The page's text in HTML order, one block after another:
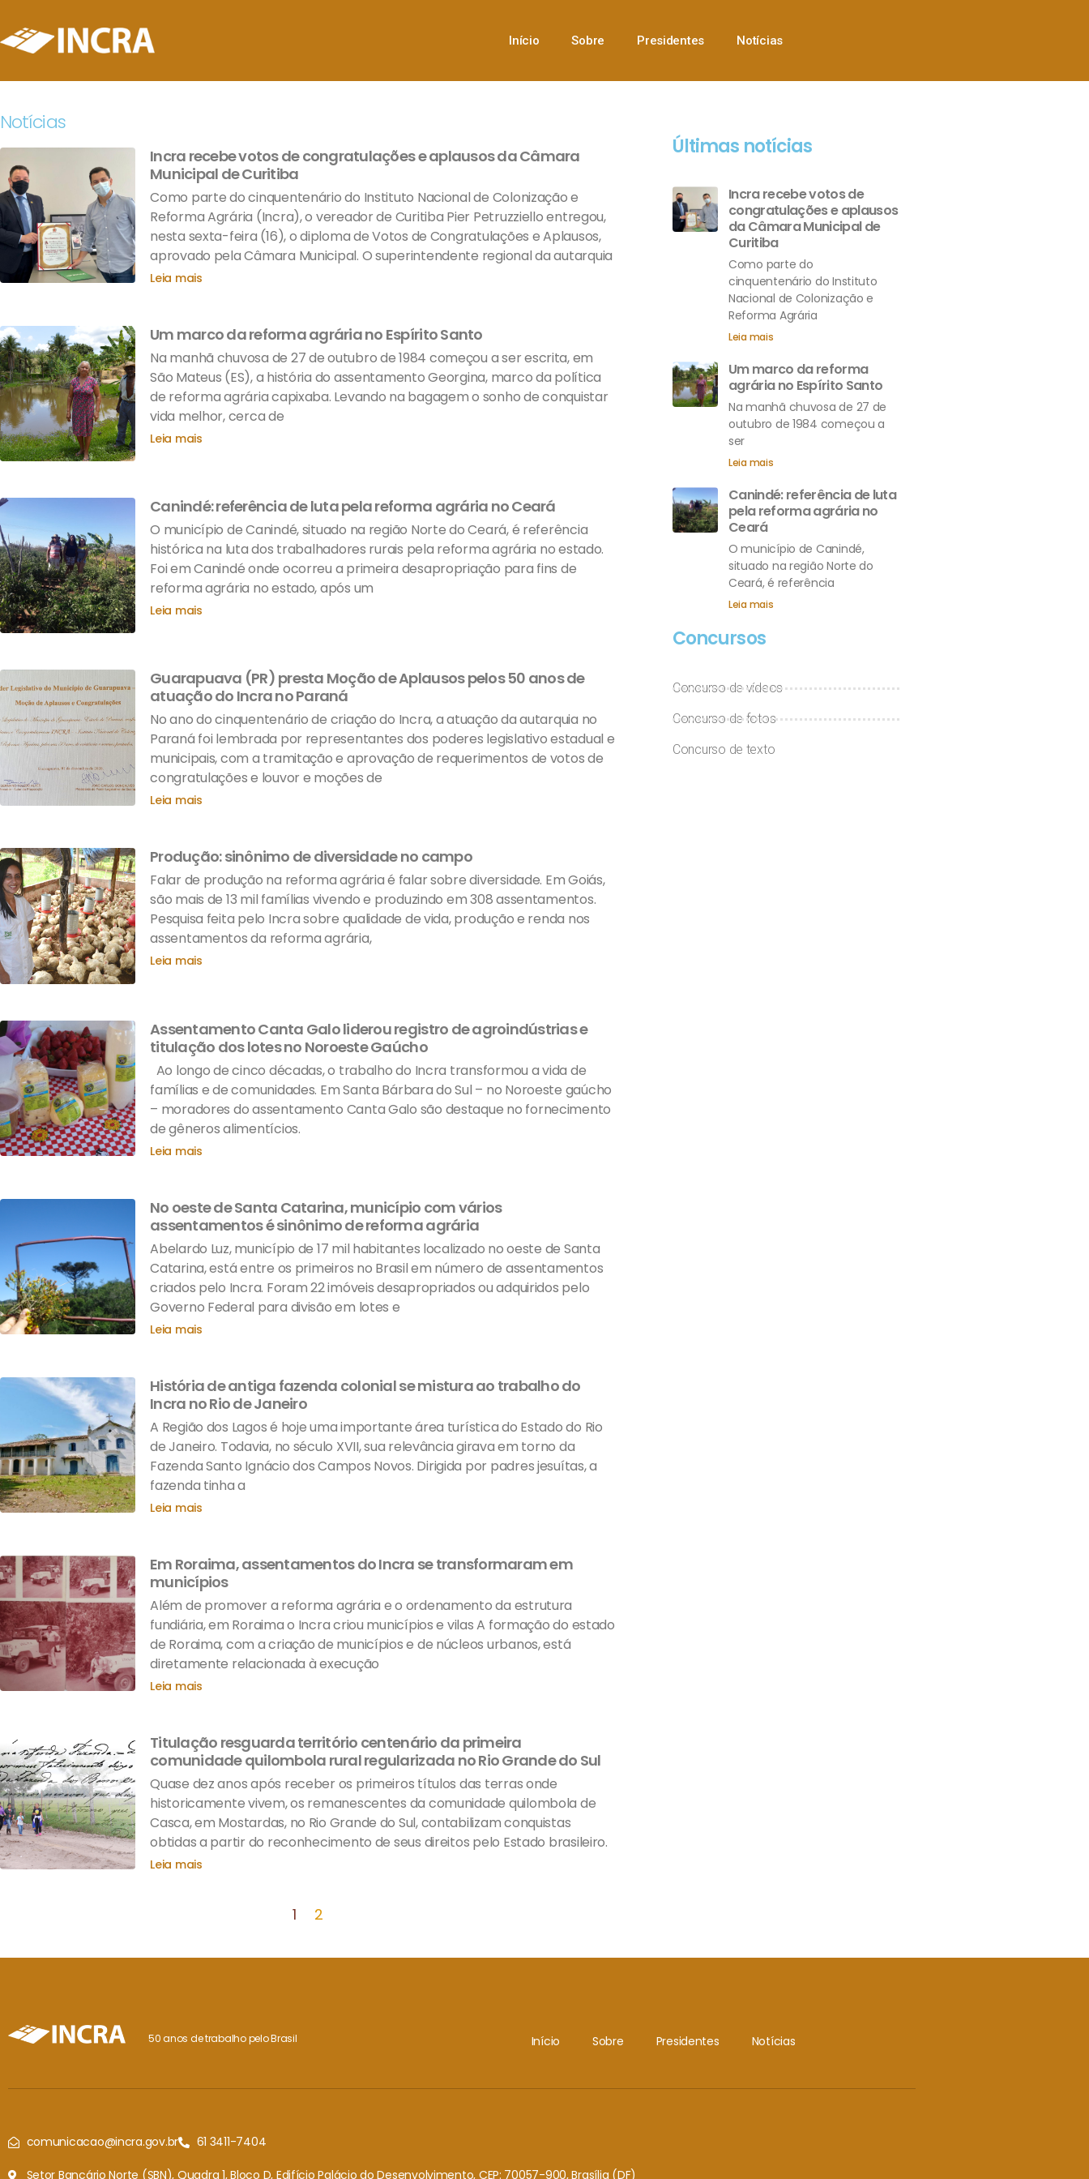
Início Sobre Presidentes Notícias
Notícias
Incra recebe votos de congratulações e aplausos da Câmara
Municipal de Curitiba
Como parte do cinquentenário do Instituto Nacional de Colonização e
Reforma Agrária (Incra), o vereador de Curitiba Pier Petruzziello entregou,
nesta sexta-feira (16), o diploma de Votos de Congratulações e Aplausos,
aprovado pela Câmara Municipal. O superintendente regional da autarquia
Leia mais
Um marco da reforma agrária no Espírito Santo
Na manhã chuvosa de 27 de outubro de 1984 começou a ser escrita, em
São Mateus (ES), a história do assentamento Georgina, marco da política
de reforma agrária capixaba. Levando na bagagem o sonho de conquistar
vida melhor, cerca de
Leia mais
Canindé: referência de luta pela reforma agrária no Ceará
O município de Canindé, situado na região Norte do Ceará, é referência
histórica na luta dos trabalhadores rurais pela reforma agrária no estado.
Foi em Canindé onde ocorreu a primeira desapropriação para fins de
reforma agrária no estado, após um
Leia mais
Guarapuava (PR) presta Moção de Aplausos pelos 50 anos de
atuação do Incra no Paraná
No ano do cinquentenário de criação do Incra, a atuação da autarquia no
Paraná foi lembrada por representantes dos poderes legislativo estadual e
municipais, com a tramitação e aprovação de requerimentos de votos de
congratulações e louvor e moções de
Leia mais
Produção: sinônimo de diversidade no campo
Falar de produção na reforma agrária é falar sobre diversidade. Em Goiás,
são mais de 13 mil famílias vivendo e produzindo em 308 assentamentos.
Pesquisa feita pelo Incra sobre qualidade de vida, produção e renda nos
assentamentos da reforma agrária,
Leia mais
Assentamento Canta Galo liderou registro de agroindústrias e
titulação dos lotes no Noroeste Gaúcho
Ao longo de cinco décadas, o trabalho do Incra transformou a vida de
famílias e de comunidades. Em Santa Bárbara do Sul – no Noroeste gaúcho
– moradores do assentamento Canta Galo são destaque no fornecimento
de gêneros alimentícios.
Leia mais
No oeste de Santa Catarina, município com vários
assentamentos é sinônimo de reforma agrária
Abelardo Luz, município de 17 mil habitantes localizado no oeste de Santa
Catarina, está entre os primeiros no Brasil em número de assentamentos
criados pelo Incra. Foram 22 imóveis desapropriados ou adquiridos pelo
Governo Federal para divisão em lotes e
Leia mais
História de antiga fazenda colonial se mistura ao trabalho do
Incra no Rio de Janeiro
A Região dos Lagos é hoje uma importante área turística do Estado do Rio
de Janeiro. Todavia, no século XVII, sua relevância girava em torno da
Fazenda Santo Ignácio dos Campos Novos. Dirigida por padres jesuítas, a
fazenda tinha a
Leia mais
Em Roraima, assentamentos do Incra se transformaram em
municípios
Além de promover a reforma agrária e o ordenamento da estrutura
fundiária, em Roraima o Incra criou municípios e vilas A formação do estado
de Roraima, com a criação de municípios e de núcleos urbanos, está
diretamente relacionada à execução
Leia mais
Titulação resguarda território centenário da primeira
comunidade quilombola rural regularizada no Rio Grande do Sul
Quase dez anos após receber os primeiros títulos das terras onde
historicamente vivem, os remanescentes da comunidade quilombola de
Casca, em Mostardas, no Rio Grande do Sul, contabilizam conquistas
obtidas a partir do reconhecimento de seus direitos pelo Estado brasileiro.
Leia mais
1 2
Últimas notícias
Incra recebe votos de
congratulações e aplausos
da Câmara Municipal de
Curitiba
Como parte do
cinquentenário do Instituto
Nacional de Colonização e
Reforma Agrária
Leia mais
Um marco da reforma
agrária no Espírito Santo
Na manhã chuvosa de 27 de
outubro de 1984 começou a
ser
Leia mais
Canindé: referência de luta
pela reforma agrária no
Ceará
O município de Canindé,
situado na região Norte do
Ceará, é referência
Leia mais
Concursos
Concurso de vídeos
Concurso de fotos
Concurso de texto
50 anos de trabalho pelo Brasil Início Sobre Presidentes Notícias
comunicacao@incra.gov.br 61 3411-7404
Setor Bancário Norte (SBN), Quadra 1, Bloco D, Edifício Palácio do Desenvolvimento, CEP: 70057-900, Brasília (DF)